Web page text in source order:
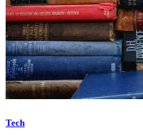
Tech